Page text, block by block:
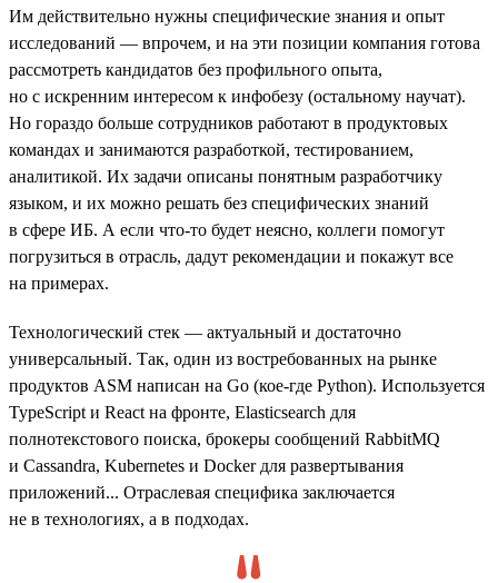
Им действительно нужны специфические знания и опыт
исследований — впрочем, и на эти позиции компания готова
рассмотреть кандидатов без профильного опыта,
но с искренним интересом к инфобезу (остальному научат).
Но гораздо больше сотрудников работают в продуктовых
командах и занимаются разработкой, тестированием,
аналитикой. Их задачи описаны понятным разработчику
языком, и их можно решать без специфических знаний
в сфере ИБ. А если что-то будет неясно, коллеги помогут
погрузиться в отрасль, дадут рекомендации и покажут все
на примерах.
Технологический стек — актуальный и достаточно
универсальный. Так, один из востребованных на рынке
продуктов ASM написан на Go (кое-где Python). Используется
TypeScript и React на фронте, Elasticsearch для
полнотекстового поиска, брокеры сообщений RabbitMQ
и Cassandra, Kubernetes и Docker для развертывания
приложений... Отраслевая специфика заключается
не в технологиях, а в подходах.